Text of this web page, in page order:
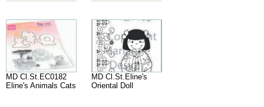
MD Cl.St.EC0182
Eline's Animals Cats
MD Cl.St.Eline's
Oriental Doll